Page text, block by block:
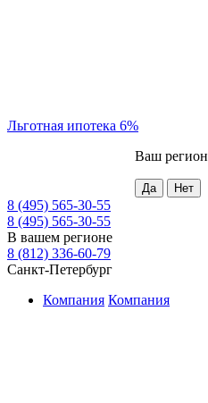
Льготная ипотека 6%
Ваш регион
8 (495) 565-30-55
8 (495) 565-30-55
В вашем регионе
8 (812) 336-60-79
Санкт-Петербург
Компания Компания